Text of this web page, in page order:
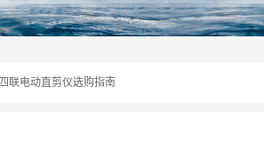
联电动直剪仪选购指南